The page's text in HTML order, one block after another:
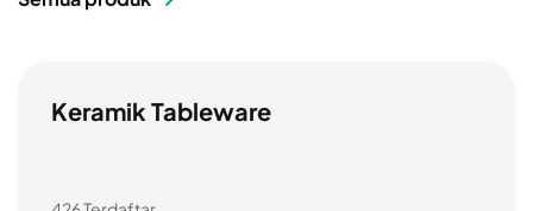
Keramik Tableware